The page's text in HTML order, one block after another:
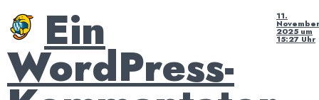
Ein
WordPress-
11.
November
2025 um
15:27 Uhr